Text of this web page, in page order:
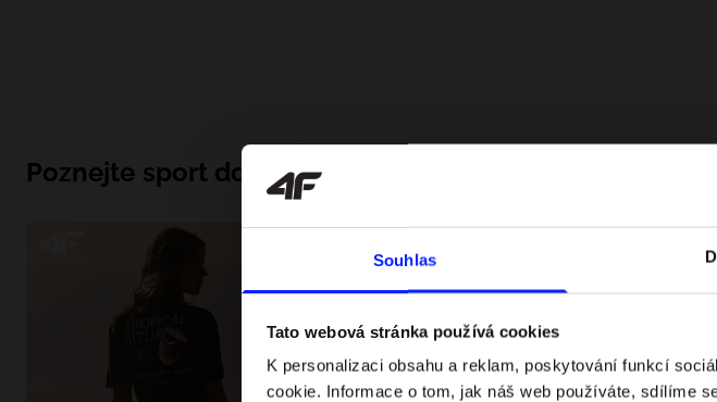
Souhlas
Tato webová stránka používá cookies
K personalizaci obsahu a reklam, poskytování funkcí
cookie. Informace o tom, jak náš web používáte, sdílíme
Poznejte sport do hloubky